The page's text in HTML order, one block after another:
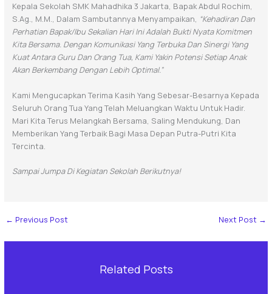
Kepala Sekolah SMK Mahadhika 3 Jakarta, Bapak Abdul Rochim,
S.Ag., M.M., Dalam Sambutannya Menyampaikan, “Kehadiran Dan
Perhatian Bapak/Ibu Sekalian Hari Ini Adalah Bukti Nyata Komitmen
Kita Bersama. Dengan Komunikasi Yang Terbuka Dan Sinergi Yang
Kuat Antara Guru Dan Orang Tua, Kami Yakin Potensi Setiap Anak
Akan Berkembang Dengan Lebih Optimal.”
Kami Mengucapkan Terima Kasih Yang Sebesar-Besarnya Kepada
Seluruh Orang Tua Yang Telah Meluangkan Waktu Untuk Hadir.
Mari Kita Terus Melangkah Bersama, Saling Mendukung, Dan
Memberikan Yang Terbaik Bagi Masa Depan Putra-Putri Kita
Tercinta.
Sampai Jumpa Di Kegiatan Sekolah Berikutnya!
← Previous Post Next Post →
Related Posts